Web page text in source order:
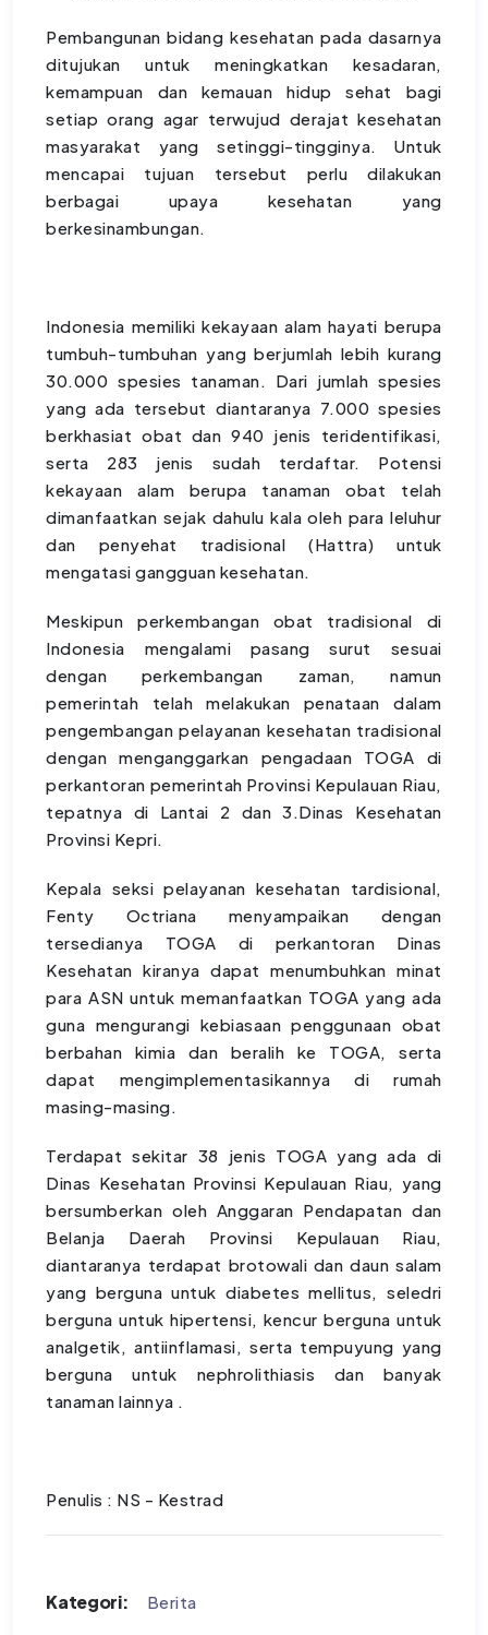
Pembangunan bidang kesehatan pada dasarnya
ditujukan untuk meningkatkan kesadaran,
kemampuan dan kemauan hidup sehat bagi
setiap orang agar terwujud derajat kesehatan
masyarakat yang setinggi-tingginya. Untuk
mencapai tujuan tersebut perlu dilakukan
berbagai upaya kesehatan yang
berkesinambungan.
Indonesia memiliki kekayaan alam hayati berupa
tumbuh-tumbuhan yang berjumlah lebih kurang
30.000 spesies tanaman. Dari jumlah spesies
yang ada tersebut diantaranya 7.000 spesies
berkhasiat obat dan 940 jenis teridentifikasi,
serta 283 jenis sudah terdaftar. Potensi
kekayaan alam berupa tanaman obat telah
dimanfaatkan sejak dahulu kala oleh para leluhur
dan penyehat tradisional (Hattra) untuk
mengatasi gangguan kesehatan.
Meskipun perkembangan obat tradisional di
Indonesia mengalami pasang surut sesuai
dengan perkembangan zaman, namun
pemerintah telah melakukan penataan dalam
pengembangan pelayanan kesehatan tradisional
dengan menganggarkan pengadaan TOGA di
perkantoran pemerintah Provinsi Kepulauan Riau,
tepatnya di Lantai 2 dan 3.Dinas Kesehatan
Provinsi Kepri.
Kepala seksi pelayanan kesehatan tardisional,
Fenty Octriana menyampaikan dengan
tersedianya TOGA di perkantoran Dinas
Kesehatan kiranya dapat menumbuhkan minat
para ASN untuk memanfaatkan TOGA yang ada
guna mengurangi kebiasaan penggunaan obat
berbahan kimia dan beralih ke TOGA, serta
dapat mengimplementasikannya di rumah
masing-masing.
Terdapat sekitar 38 jenis TOGA yang ada di
Dinas Kesehatan Provinsi Kepulauan Riau, yang
bersumberkan oleh Anggaran Pendapatan dan
Belanja Daerah Provinsi Kepulauan Riau,
diantaranya terdapat brotowali dan daun salam
yang berguna untuk diabetes mellitus, seledri
berguna untuk hipertensi, kencur berguna untuk
analgetik, antiinflamasi, serta tempuyung yang
berguna untuk nephrolithiasis dan banyak
tanaman lainnya .
Penulis : NS - Kestrad
Kategori: Berita